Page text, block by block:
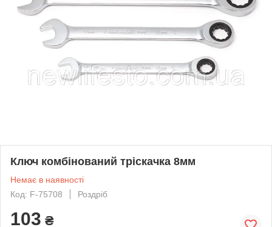
Ключ комбінований тріскачка 8мм
Немає в наявності
Код: F-75708
Роздріб
103 ₴